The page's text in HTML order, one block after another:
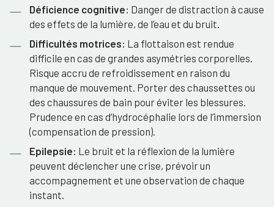
Déficience cognitive: Danger de distraction à cause
des effets de la lumière, de l’eau et du bruit.
Difficultés motrices: La flottaison est rendue
difficile en cas de grandes asymétries corporelles.
Risque accru de refroidissement en raison du
manque de mouvement. Porter des chaussettes ou
des chaussures de bain pour éviter les blessures.
Prudence en cas d’hydrocéphalie lors de l’immersion
(compensation de pression).
Epilepsie: Le bruit et la réflexion de la lumière
peuvent déclencher une crise, prévoir un
accompagnement et une observation de chaque
instant.